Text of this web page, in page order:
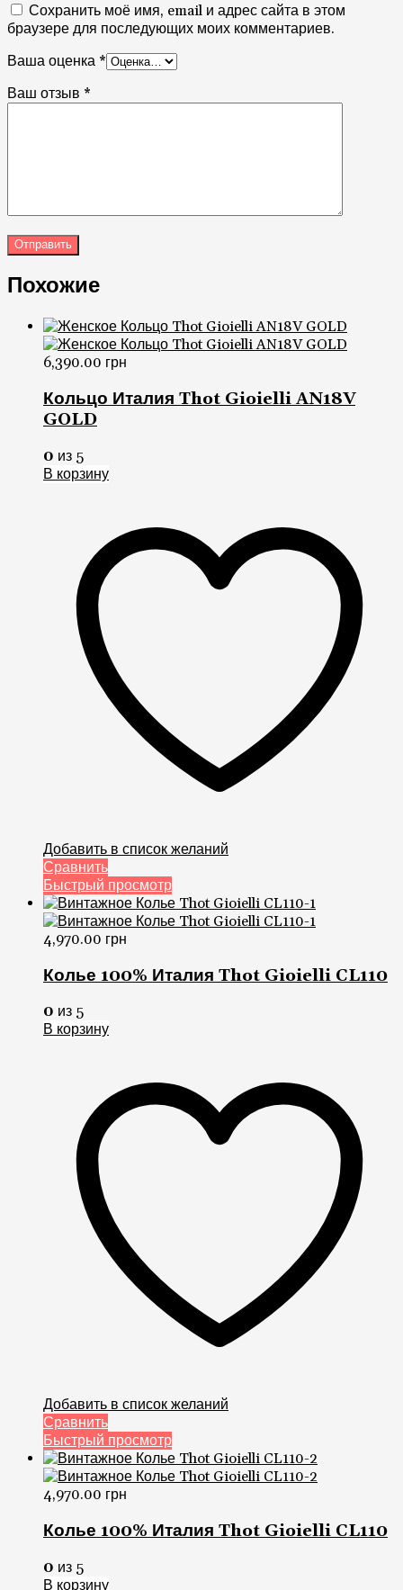
Сохранить моё имя, email и адрес сайта в этом
браузере для последующих моих комментариев.
Ваша оценка *
Ваш отзыв *
Похожие
6,390.00 грн
Кольцо Италия Thot Gioielli AN18V
GOLD
0 из 5
В корзину
Добавить в список желаний
Сравнить
Быстрый просмотр
4,970.00 грн
Колье 100% Италия Thot Gioielli CL110
0 из 5
В корзину
Добавить в список желаний
Сравнить
Быстрый просмотр
4,970.00 грн
Колье 100% Италия Thot Gioielli CL110
0 из 5
В корзину